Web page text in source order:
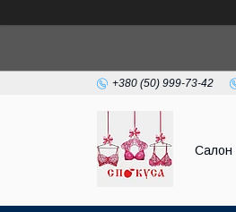
+380 (50) 999-73-42
Салон